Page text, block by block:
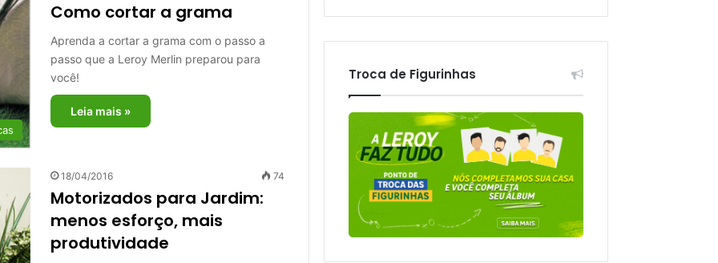
Como cortar a grama
Aprenda a cortar a grama com o passo a
passo que a Leroy Merlin preparou para
você!
Leia mais »
18/04/2016 74
Motorizados para Jardim:
menos esforço, mais
produtividade
Troca de Figurinhas